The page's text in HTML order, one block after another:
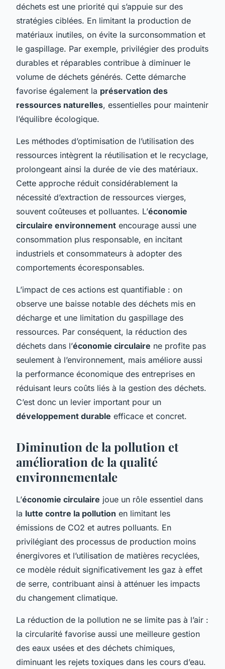
déchets est une priorité qui s’appuie sur des
stratégies ciblées. En limitant la production de
matériaux inutiles, on évite la surconsommation et
le gaspillage. Par exemple, privilégier des produits
durables et réparables contribue à diminuer le
volume de déchets générés. Cette démarche
favorise également la préservation des
ressources naturelles, essentielles pour maintenir
l’équilibre écologique.
Les méthodes d’optimisation de l’utilisation des
ressources intègrent la réutilisation et le recyclage,
prolongeant ainsi la durée de vie des matériaux.
Cette approche réduit considérablement la
nécessité d’extraction de ressources vierges,
souvent coûteuses et polluantes. L’économie
circulaire environnement encourage aussi une
consommation plus responsable, en incitant
industriels et consommateurs à adopter des
comportements écoresponsables.
L’impact de ces actions est quantifiable : on
observe une baisse notable des déchets mis en
décharge et une limitation du gaspillage des
ressources. Par conséquent, la réduction des
déchets dans l’économie circulaire ne profite pas
seulement à l’environnement, mais améliore aussi
la performance économique des entreprises en
réduisant leurs coûts liés à la gestion des déchets.
C’est donc un levier important pour un
développement durable efficace et concret.
Diminution de la pollution et
amélioration de la qualité
environnementale
L’économie circulaire joue un rôle essentiel dans
la lutte contre la pollution en limitant les
émissions de CO2 et autres polluants. En
privilégiant des processus de production moins
énergivores et l’utilisation de matières recyclées,
ce modèle réduit significativement les gaz à effet
de serre, contribuant ainsi à atténuer les impacts
du changement climatique.
La réduction de la pollution ne se limite pas à l’air :
la circularité favorise aussi une meilleure gestion
des eaux usées et des déchets chimiques,
diminuant les rejets toxiques dans les cours d’eau.